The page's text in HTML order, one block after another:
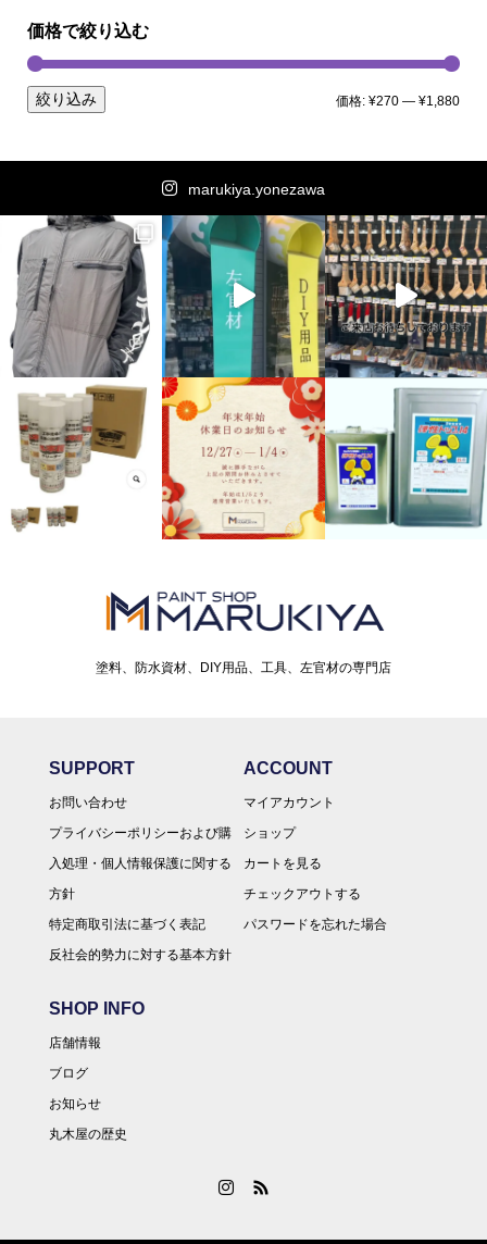
価格で絞り込む
絞り込み 価格:¥270 —¥1,880
marukiya.yonezawa
塗料、防水資材、DIY用品、工具、左官材の専門店
SUPPORT
お問い合わせ
プライバシーポリシーおよび購
入処理・個人情報保護に関する
方針
特定商取引法に基づく表記
反社会的勢力に対する基本方針
ACCOUNT
マイアカウント
ショップ
カートを見る
チェックアウトする
パスワードを忘れた場合
SHOP INFO
店舗情報
ブログ
お知らせ
丸木屋の歴史